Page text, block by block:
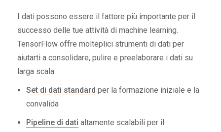
I dati possono essere il fattore più importante per il
successo delle tue attività di machine learning.
TensorFlow offre molteplici strumenti di dati per
aiutarti a consolidare, pulire e preelaborare i dati su
larga scala:
Set di dati standard per la formazione iniziale e la
convalida
Pipeline di dati altamente scalabili per il